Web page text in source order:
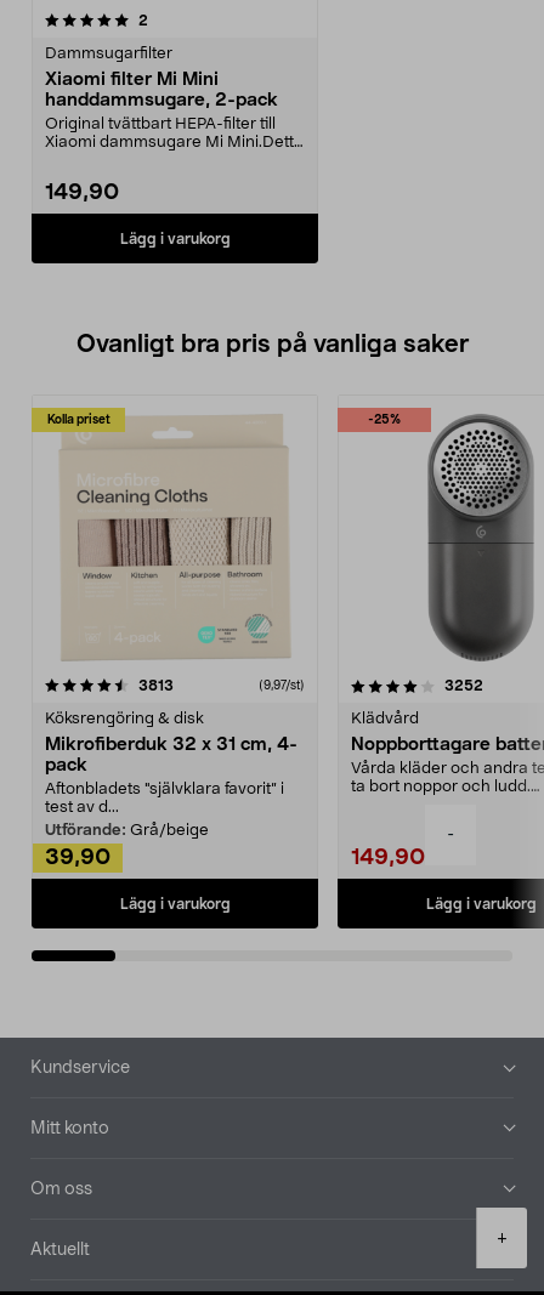
-
+
2
Dammsugarfilter
Xiaomi filter Mi Mini
handdammsugare, 2-pack
Original tvättbart HEPA-filter till
Xiaomi dammsugare Mi Mini.Detta
149,90
Lägg i varukorg
Ovanligt bra pris på vanliga saker
Kolla priset
3813 (9,97/st)
Köksrengöring & disk
Mikrofiberduk 32 x 31 cm, 4-
pack
Aftonbladets "självklara favorit” i
test av d...
Utförande: Grå/beige
39,90
Lägg i varukorg
-25%
4.0av 5 stjärnor 3252
Klädvård
Noppborttagare
Vårda kläder och andra
ta bort noppor och ludd.
149,90
Lägg i varukorg
4.5av 5 stjärnor
Sidfot
Kundservice
Mitt konto
Om oss
Aktuellt